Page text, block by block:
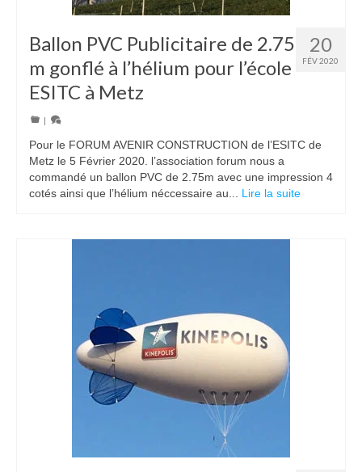
20
FÉV 2020
Ballon PVC Publicitaire de 2.75
m gonflé à l’hélium pour l’école
ESITC à Metz
|
Pour le FORUM AVENIR CONSTRUCTION de l’ESITC de
Metz le 5 Février 2020. l’association forum nous a
commandé un ballon PVC de 2.75m avec une impression 4
cotés ainsi que l’hélium néccessaire au... Lire la suite